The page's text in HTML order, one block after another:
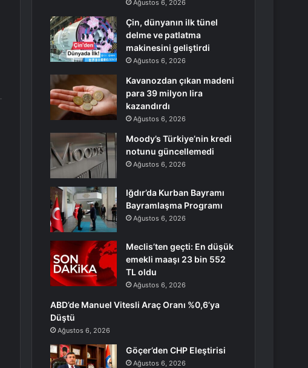
Ağustos 6, 2026
Çin, dünyanın ilk tünel
delme ve patlatma
makinesini geliştirdi
Ağustos 6, 2026
Kavanozdan çıkan madeni
para 39 milyon lira
kazandırdı
Ağustos 6, 2026
Moody’s Türkiye’nin kredi
notunu güncellemedi
Ağustos 6, 2026
Iğdır’da Kurban Bayramı
Bayramlaşma Programı
Ağustos 6, 2026
Meclis’ten geçti: En düşük
emekli maaşı 23 bin 552
TL oldu
Ağustos 6, 2026
ABD’de Manuel Vitesli Araç Oranı %0,6’ya
Düştü
Ağustos 6, 2026
Göçer’den CHP Eleştirisi
Ağustos 6, 2026